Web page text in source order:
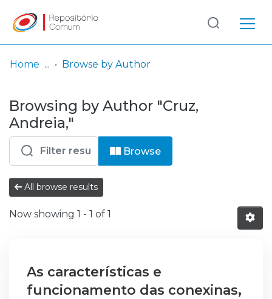
& Collections
Browse repository
Entities
Log
In
(current)
Home Browse by Author
Browsing by Author "Cruz,
Andreia,"
Browse
All browse results
Now showing 1 - 1 of 1
As características e
funcionamento das conexinas,